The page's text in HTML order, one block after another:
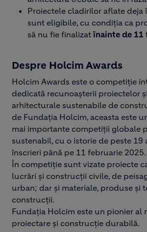
Proiectele cladirilor aflate deja
sunt eligibile, cu condiția ca
să nu fie finalizatînainte de 11
Despre Holcim Awards
Holcim Awards este o competiție
dedicată recunoașterii proiectelor
arhitecturale sustenabile de
de Fundația Holcim, aceasta este
mai importante competiţii globale
sustenabil, cu o istorie de peste 19
înscrieri până pe 11 februarie 2025.
În competiție sunt vizate proiecte
lucrări și construcții civile, de
urban; dar și materiale, produse și
construcții.
Fundația Holcim este un pionier al
proiectare și construcție durabilă.